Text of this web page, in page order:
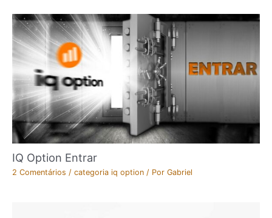
IQ Option Entrar
2 Comentários / categoria iq option / Por Gabriel